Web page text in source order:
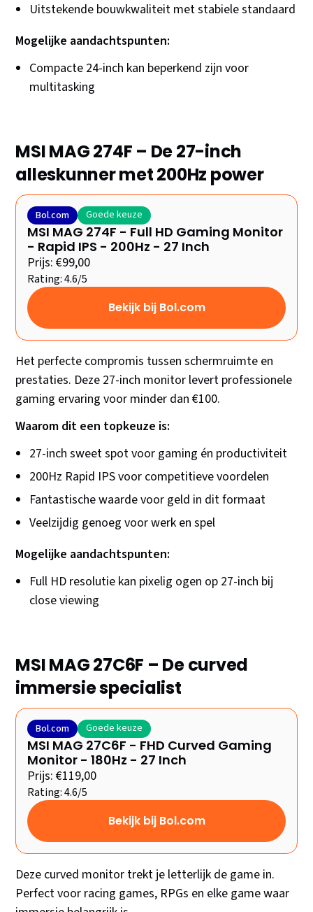
Uitstekende bouwkwaliteit met stabiele standaard
Mogelijke aandachtspunten:
Compacte 24-inch kan beperkend zijn voor
multitasking
MSI MAG 274F – De 27-inch
alleskunner met 200Hz power
Bol.com Goede keuze
MSI MAG 274F - Full HD Gaming Monitor
- Rapid IPS - 200Hz - 27 Inch
Prijs: €99,00
Rating: 4.6/5
Bekijk bij Bol.com
Het perfecte compromis tussen schermruimte en
prestaties. Deze 27-inch monitor levert professionele
gaming ervaring voor minder dan €100.
Waarom dit een topkeuze is:
27-inch sweet spot voor gaming én productiviteit
200Hz Rapid IPS voor competitieve voordelen
Fantastische waarde voor geld in dit formaat
Veelzijdig genoeg voor werk en spel
Mogelijke aandachtspunten:
Full HD resolutie kan pixelig ogen op 27-inch bij
close viewing
MSI MAG 27C6F – De curved
immersie specialist
Bol.com Goede keuze
MSI MAG 27C6F - FHD Curved Gaming
Monitor - 180Hz - 27 Inch
Prijs: €119,00
Rating: 4.6/5
Bekijk bij Bol.com
Deze curved monitor trekt je letterlijk de game in.
Perfect voor racing games, RPGs en elke game waar